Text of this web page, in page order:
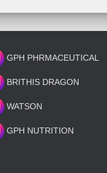
GPH PHRMACEUTICAL
BRITHIS DRAGON
WATSON
GPH NUTRITION